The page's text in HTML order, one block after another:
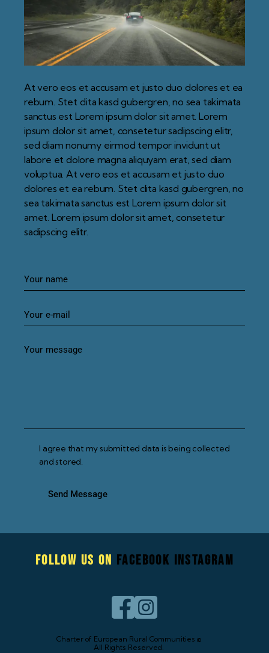
At vero eos et accusam et justo duo dolores et ea
rebum. Stet clita kasd gubergren, no sea takimata
sanctus est Lorem ipsum dolor sit amet. Lorem
ipsum dolor sit amet, consetetur sadipscing elitr,
sed diam nonumy eirmod tempor invidunt ut
labore et dolore magna aliquyam erat, sed diam
voluptua. At vero eos et accusam et justo duo
dolores et ea rebum. Stet clita kasd gubergren, no
sea takimata sanctus est Lorem ipsum dolor sit
amet. Lorem ipsum dolor sit amet, consetetur
sadipscing elitr.
I agree that my submitted data is being collected
and stored.
Send Message
Follow us on Facebook Instagram
Charter of European Rural Communities ©
All Rights Reserved.